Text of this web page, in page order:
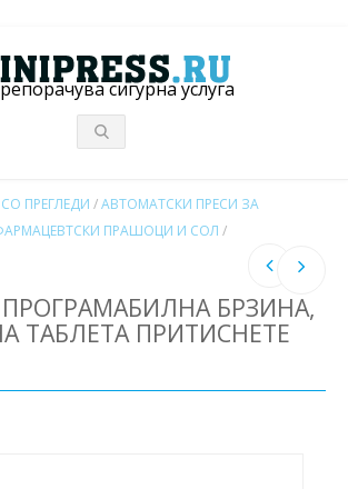
сигурна услуга
ПРЕГЛЕДИ /АВТОМАТСКИ ПРЕСИ ЗА
ПРАШОЦИ И СОЛ /
БРЗИНА,
ТАБЛЕТА ПРИТИСНЕТЕ